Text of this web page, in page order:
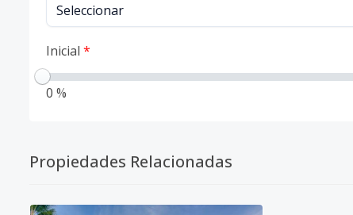
Inicial *
0 %
Propiedades Relacionadas